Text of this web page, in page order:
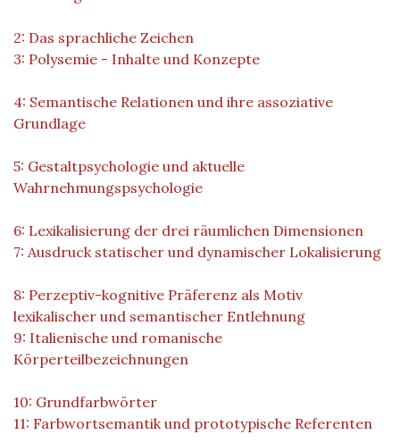
2: Das sprachliche Zeichen
3: Polysemie - Inhalte und Konzepte
4: Semantische Relationen und ihre assoziative
Grundlage
5: Gestaltpsychologie und aktuelle
Wahrnehmungspsychologie
6: Lexikalisierung der drei räumlichen Dimensionen
7: Ausdruck statischer und dynamischer Lokalisierung
8: Perzeptiv-kognitive Präferenz als Motiv
lexikalischer und semantischer Entlehnung
9: Italienische und romanische
Körperteilbezeichnungen
10: Grundfarbwörter
11: Farbwortsemantik und prototypische Referenten